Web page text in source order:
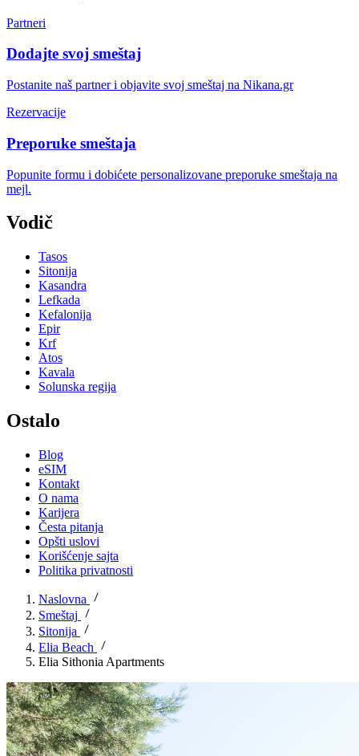
Partneri
Dodajte svoj smeštaj
Postanite naš partner i objavite svoj smeštaj na Nikana.gr
Rezervacije
Preporuke smeštaja
Popunite formu i dobićete personalizovane preporuke smeštaja na
mejl.
Vodič
Tasos
Sitonija
Kasandra
Lefkada
Kefalonija
Epir
Krf
Atos
Kavala
Solunska regija
Ostalo
Blog
eSIM
Kontakt
O nama
Karijera
Česta pitanja
Opšti uslovi
Korišćenje sajta
Politika privatnosti
Naslovna
Smeštaj
Sitonija
Elia Beach
Elia Sithonia Apartments